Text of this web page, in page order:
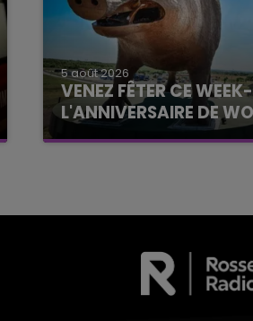
5 août 2026
VENEZ FÊTER CE
L'ANNIVERSAIRE DE
Ce samedi 8 août sera un